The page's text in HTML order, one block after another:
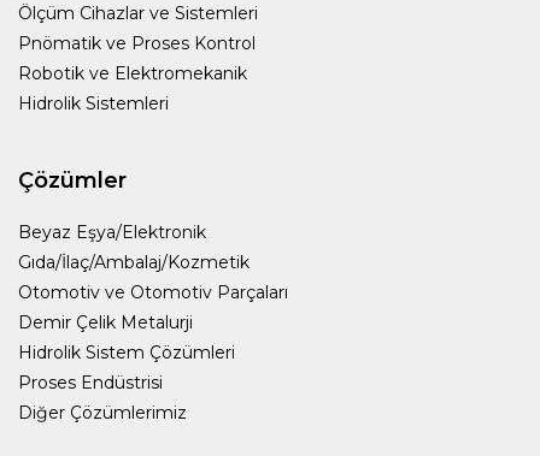
Ölçüm Cihazlar ve Sistemleri
Pnömatik ve Proses Kontrol
Robotik ve Elektromekanik
Hidrolik Sistemleri
Çözümler
Beyaz Eşya/Elektronik
Gıda/İlaç/Ambalaj/Kozmetik
Otomotiv ve Otomotiv Parçaları
Demir Çelik Metalurji
Hidrolik Sistem Çözümleri
Proses Endüstrisi
Diğer Çözümlerimiz